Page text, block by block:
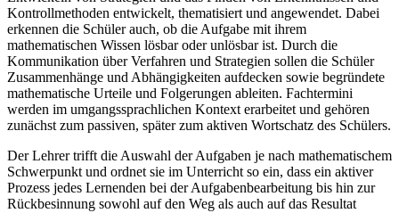
Kontrollmethoden entwickelt, thematisiert und angewendet. Dabei
erkennen die Schüler auch, ob die Aufgabe mit ihrem
mathematischen Wissen lösbar oder unlösbar ist. Durch die
Kommunikation über Verfahren und Strategien sollen die Schüler
Zusammenhänge und Abhängigkeiten aufdecken sowie begründete
mathematische Urteile und Folgerungen ableiten. Fachtermini
werden im umgangssprachlichen Kontext erarbeitet und gehören
zunächst zum passiven, später zum aktiven Wortschatz des Schülers.
Der Lehrer trifft die Auswahl der Aufgaben je nach mathematischem
Schwerpunkt und ordnet sie im Unterricht so ein, dass ein aktiver
Prozess jedes Lernenden bei der Aufgabenbearbeitung bis hin zur
Rückbesinnung sowohl auf den Weg als auch auf das Resultat